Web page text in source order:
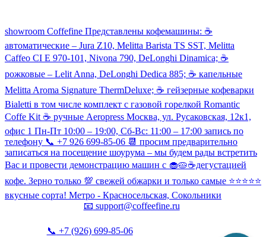
showroom Coffefine Представлены кофемашины: ☕️
автоматические – Jura Z10, Melitta Barista TS SST, Melitta
Caffeo CI Е 970-101, Nivona 790, DeLonghi Dinamica; ☕️
рожковые – Lelit Anna, DeLonghi Dedica 885; ☕️ капельные
Melitta Aroma Signature ThermDeluxe; ☕️ гейзерные кофеварки
Bialetti в том числе комплект с газовой горелкой Romantic
Coffe Kit ☕️ ручные Aeropress Москва, ул. Русаковская, 12к1,
офис 1 Пн-Пт 10:00 – 19:00, Сб-Вс: 11:00 – 17:00 запись по
телефону 📞 +7 926 699-85-06 📆 просим предварительно
записаться на посещение шоурума – мы будем рады встретить
Вас и провести демонстрацию машин с 🧁🥧☕️дегустацией
кофе. Зерно только 💯 свежей обжарки и только самые ⭐️⭐️⭐️⭐️⭐️
вкусные сорта! Метро - Красносельская, Сокольники
📧 support@coffeefine.ru
📞 +7 (926) 699-85-06